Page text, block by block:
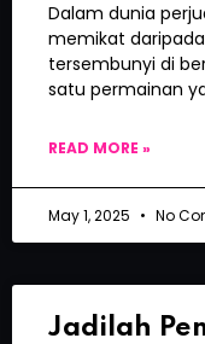
Dalam dunia
memikat
tersembunyi di
satu permainan
READ MORE »
May 1, 2025 No
Jadilah